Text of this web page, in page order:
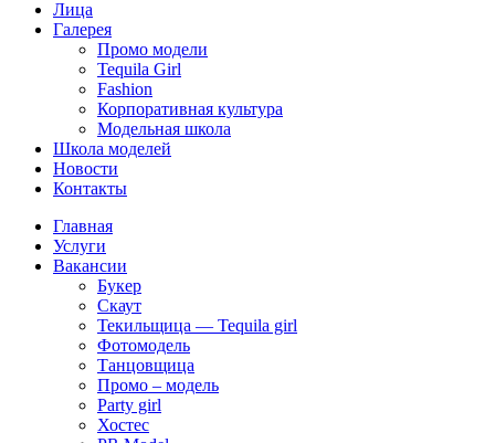
Лица
Галерея
Промо модели
Tequila Girl
Fashion
Корпоративная культура
Модельная школа
Школа моделей
Новости
Контакты
Главная
Услуги
Вакансии
Букер
Скаут
Текильщица — Tequila girl
Фотомодель
Танцовщица
Промо – модель
Party girl
Хостес